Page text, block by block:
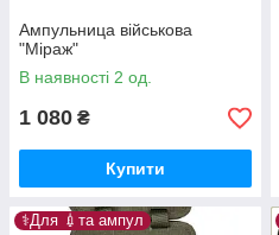
Ампульница військова
"Міраж"
В наявності 2 од.
1 080 ₴
Купити
⚕️Для 💉та ампул